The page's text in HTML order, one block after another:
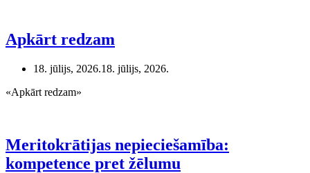
Apkārt redzam
18. jūlijs, 2026.18. jūlijs, 2026.
«Apkārt redzam»
Meritokrātijas nepieciešamība:
kompetence pret žēlumu